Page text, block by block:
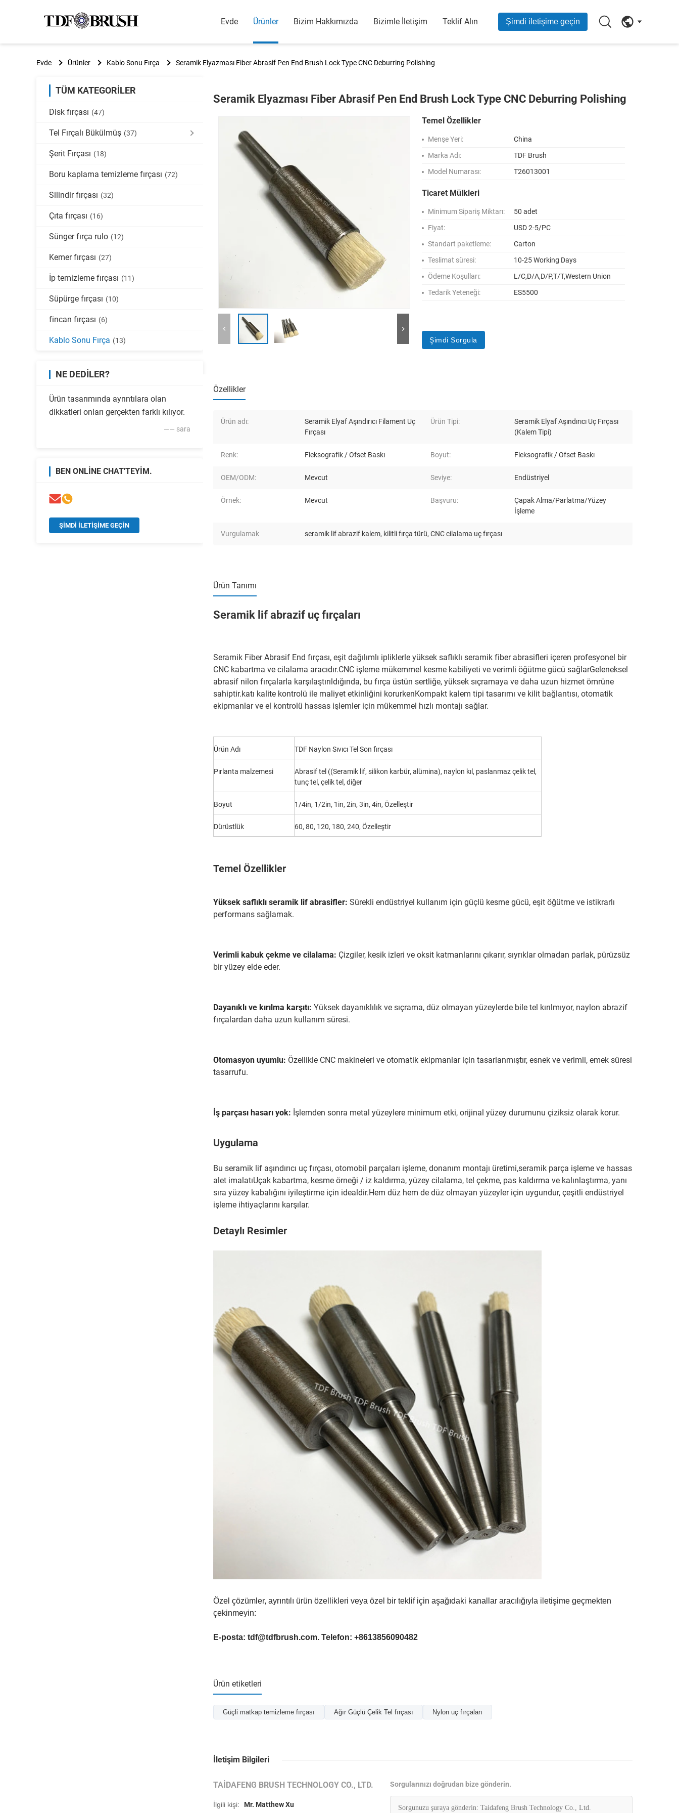
Evde Ürünler Bizim Hakkımızda Bizimle İletişim Teklif Alın Şimdi iletişime geçin
Evde Ürünler Kablo Sonu Fırça Seramik Elyazması Fiber Abrasif Pen End Brush Lock Type CNC Deburring Polishing
TÜM KATEGORILER
Disk fırçası (47)
Tel Fırçalı Bükülmüş (37)
Şerit Fırçası (18)
Boru kaplama temizleme fırçası (72)
Silindir fırçası (32)
Çıta fırçası (16)
Sünger fırça rulo (12)
Kemer fırçası (27)
İp temizleme fırçası (11)
Süpürge fırçası (10)
fincan fırçası (6)
Kablo Sonu Fırça (13)
NE DEDILER?
Ürün tasarımında ayrıntılara olan
dikkatleri onları gerçekten farklı kılıyor.
—— sara
BEN ONLINE CHAT'TEYIM.
ŞIMDI ILETIŞIME GEÇIN
Seramik Elyazması Fiber Abrasif Pen End Brush Lock Type CNC Deburring Polishing
Temel Özellikler
Menşe Yeri:
China
Marka Adı:
TDF Brush
Model Numarası:
T26013001
Ticaret Mülkleri
Minimum Sipariş Miktarı:
50 adet
Fiyat:
USD 2-5/PC
Standart paketleme:
Carton
Teslimat süresi:
10-25 Working Days
Ödeme Koşulları:
L/C,D/A,D/P,T/T,Western Union
Tedarik Yeteneği:
ES5500
Şimdi Sorgula
Özellikler
Ürün adı:
Seramik Elyaf Aşındırıcı Filament Uç
Fırçası
Ürün Tipi:
Seramik Elyaf Aşındırıcı Uç Fırçası
(Kalem Tipi)
Renk: Fleksografik / Ofset Baskı Boyut: Fleksografik / Ofset Baskı
OEM/ODM: Mevcut Seviye: Endüstriyel
Örnek: Mevcut Başvuru:
Çapak Alma/Parlatma/Yüzey
İşleme
Vurgulamak seramik lif abrazif kalem, kilitli fırça türü, CNC cilalama uç fırçası
Ürün Tanımı
Seramik lif abrazif uç fırçaları
Seramik Fiber Abrasif End fırçası, eşit dağılımlı ipliklerle yüksek saflıklı seramik fiber abrasifleri içeren profesyonel bir
CNC kabartma ve cilalama aracıdır.CNC işleme mükemmel kesme kabiliyeti ve verimli öğütme gücü sağlarGeleneksel
abrasif nilon fırçalarla karşılaştırıldığında, bu fırça üstün sertliğe, yüksek sıçramaya ve daha uzun hizmet ömrüne
sahiptir.katı kalite kontrolü ile maliyet etkinliğini korurkenKompakt kalem tipi tasarımı ve kilit bağlantısı, otomatik
ekipmanlar ve el kontrolü hassas işlemler için mükemmel hızlı montajı sağlar.
Ürün Adı TDF Naylon Sıvıcı Tel Son fırçası
Pırlanta malzemesi
Abrasif tel ((Seramik lif, silikon karbür, alümina), naylon kıl, paslanmaz çelik tel,
tunç tel, çelik tel, diğer
Boyut 1/4in, 1/2in, 1in, 2in, 3in, 4in, Özelleştir
Dürüstlük 60, 80, 120, 180, 240, Özelleştir
Temel Özellikler
Yüksek saflıklı seramik lif abrasifler: Sürekli endüstriyel kullanım için güçlü kesme gücü, eşit öğütme ve istikrarlı
performans sağlamak.
Verimli kabuk çekme ve cilalama: Çizgiler, kesik izleri ve oksit katmanlarını çıkarır, sıyrıklar olmadan parlak, pürüzsüz
bir yüzey elde eder.
Dayanıklı ve kırılma karşıtı: Yüksek dayanıklılık ve sıçrama, düz olmayan yüzeylerde bile tel kırılmıyor, naylon abrazif
fırçalardan daha uzun kullanım süresi.
Otomasyon uyumlu: Özellikle CNC makineleri ve otomatik ekipmanlar için tasarlanmıştır, esnek ve verimli, emek süresi
tasarrufu.
İş parçası hasarı yok: İşlemden sonra metal yüzeylere minimum etki, orijinal yüzey durumunu çiziksiz olarak korur.
Uygulama
Bu seramik lif aşındırıcı uç fırçası, otomobil parçaları işleme, donanım montajı üretimi,seramik parça işleme ve hassas
alet imalatıUçak kabartma, kesme örneği / iz kaldırma, yüzey cilalama, tel çekme, pas kaldırma ve kalınlaştırma, yanı
sıra yüzey kabalığını iyileştirme için idealdir.Hem düz hem de düz olmayan yüzeyler için uygundur, çeşitli endüstriyel
işleme ihtiyaçlarını karşılar.
Detaylı Resimler
Özel çözümler, ayrıntılı ürün özellikleri veya özel bir teklif için aşağıdaki kanallar aracılığıyla iletişime geçmekten
çekinmeyin:
E-posta: tdf@tdfbrush.com. Telefon: +8613856090482
Ürün etiketleri
Güçli matkap temizleme fırçası Ağır Güçlü Çelik Tel fırçası Nylon uç fırçaları
İletişim Bilgileri
TAIDAFENG BRUSH TECHNOLOGY CO., LTD.
İlgili kişi: Mr. Matthew Xu
Sorgularınızı doğrudan bize gönderin.